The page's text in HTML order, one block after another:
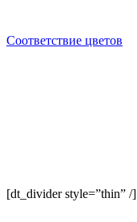
Cоответствие цветов
[dt_divider style=”thin” /]